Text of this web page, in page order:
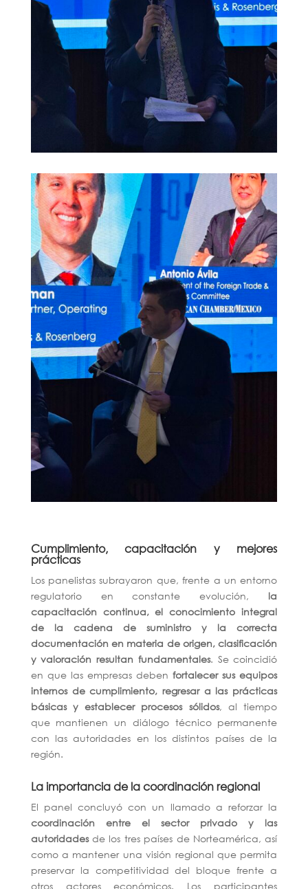
Cumplimiento, capacitación y mejores
prácticas
Los panelistas subrayaron que, frente a un entorno
regulatorio en constante evolución, la
capacitación continua, el conocimiento integral
de la cadena de suministro y la correcta
documentación en materia de origen, clasificación
y valoración resultan fundamentales. Se coincidió
en que las empresas debenfortalecer sus equipos
internos de cumplimiento, regresar a las prácticas
básicas y establecer procesos sólidos, al tiempo
que mantienen un diálogo técnico permanente
con las autoridades en los distintos países de la
región.
La importancia de la coordinación regional
El panel concluyó con un llamado a reforzar la
coordinación entre el sector privado y las
autoridadesde los tres países de Norteamérica, así
como a mantener una visión regional que permita
preservar la competitividad del bloque frente a
otros actores económicos. Los participantes